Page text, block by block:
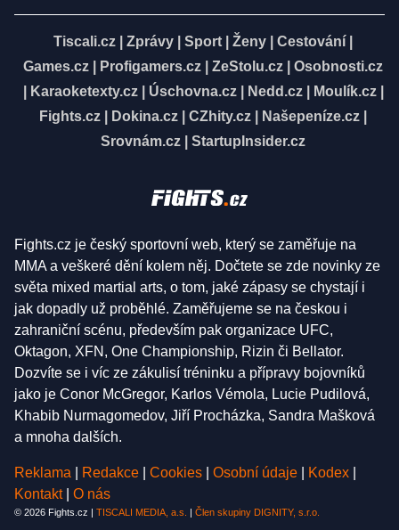
Tiscali.cz Zprávy Sport Ženy Cestování
Games.cz
Profigamers.cz ZeStolu.cz
Osobnosti.cz
Karaoketexty.cz| Úschovna.cz| Nedd.cz| Moulík.cz|
Fights.cz
Dokina.cz CZhity.cz Našepeníze.cz
Srovnám.cz
StartupInsider.cz
Fights.cz je český sportovní web, který se zaměřuje na
MMA a veškeré dění kolem něj. Dočtete se zde novinky ze
světa mixed martial arts, o tom, jaké zápasy se chystají i
jak dopadly už proběhlé. Zaměřujeme se na českou i
zahraniční scénu, především pak organizace UFC,
Oktagon, XFN, One Championship, Rizin či Bellator.
Dozvíte se i víc ze zákulisí tréninku a přípravy bojovníků
jako je Conor McGregor, Karlos Vémola, Lucie Pudilová,
Khabib Nurmagomedov, Jiří Procházka, Sandra Mašková
a mnoha dalších.
Reklama Redakce Cookies Osobní údaje Kodex
Kontakt
O nás
© 2026 Fights.cz | TISCALI MEDIA, a.s. Člen skupiny DIGNITY, s.r.o.